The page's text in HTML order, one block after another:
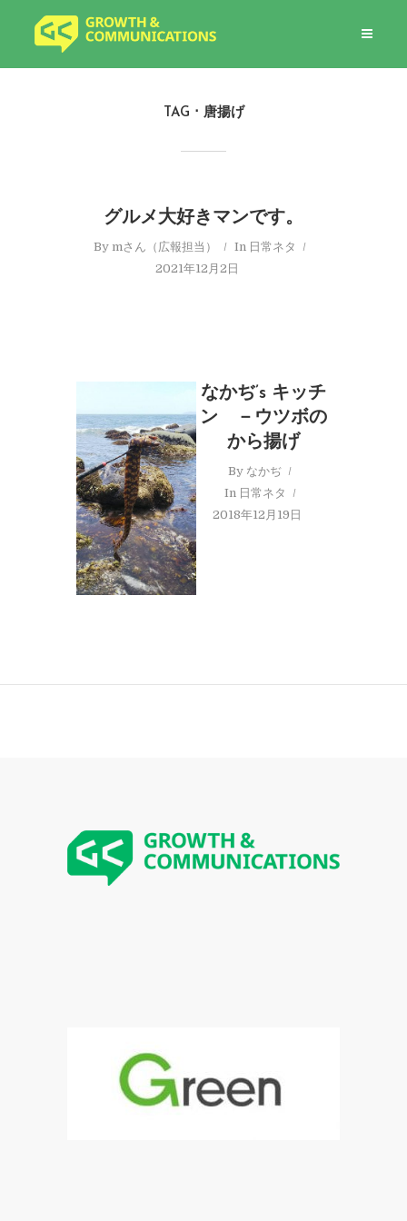
TAG 唐揚げ
グルメ大好きマンです。
By mさん（広報担当） In 日常ネタ
2021年12月2日
なかぢ’s キッチ
ン －ウツボの
から揚げ
By なかぢ
In 日常ネタ
2018年12月19日